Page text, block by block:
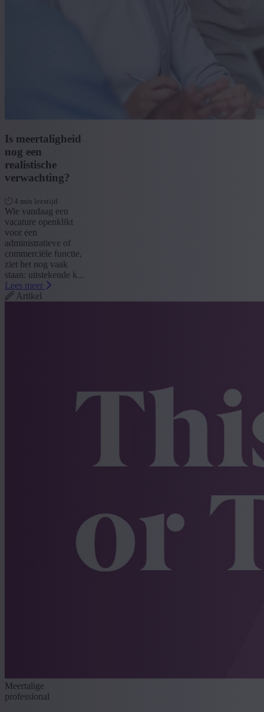
Is meertaligheid
nog een
realistische
verwachting?
4 min leestijd
Wie vandaag een
vacature openklikt
voor een
administratieve of
commerciële functie,
ziet het nog vaak
staan: uitstekende k...
Lees meer
Artikel
Meertalige
professional